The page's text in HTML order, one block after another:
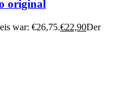
original
war: €26,75.€22,90Der